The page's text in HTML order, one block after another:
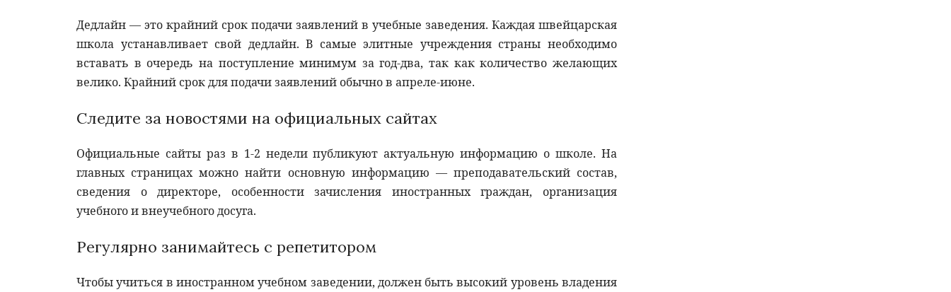
Дедлайн — это крайний срок подачи заявлений в учебные заведения. Каждая швейцарская
школа устанавливает свой дедлайн. В самые элитные учреждения страны необходимо
вставать в очередь на поступление минимум за год-два, так как количество желающих
велико. Крайний срок для подачи заявлений обычно в апреле-июне.
Следите за новостями на официальных сайтах
Официальные сайты раз в 1-2 недели публикуют актуальную информацию о школе. На
главных страницах можно найти основную информацию — преподавательский состав,
сведения о директоре, особенности зачисления иностранных граждан, организация
учебного и внеучебного досуга.
Регулярно занимайтесь с репетитором
Чтобы учиться в иностранном учебном заведении, должен быть высокий уровень владения